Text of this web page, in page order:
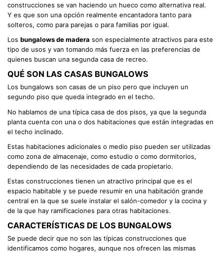
construcciones se van haciendo un hueco como alternativa real.
Y es que son una opción realmente encantadora tanto para
solteros, como para parejas o para familias por igual.
Los bungalows de madera son especialmente atractivos para este
tipo de usos y van tomando más fuerza en las preferencias de
quienes buscan una segunda casa de recreo.
QUÉ SON LAS CASAS BUNGALOWS
Los bungalows son casas de un piso pero que incluyen un
segundo piso que queda integrado en el techo.
No hablamos de una típica casa de dos pisos, ya que la segunda
planta cuenta con una o dos habitaciones que están integradas en
el techo inclinado.
Estas habitaciones adicionales o medio piso pueden ser utilizadas
como zona de almacenaje, como estudio o como dormitorios,
dependiendo de las necesidades de cada propietario.
Estas construcciones tienen un atractivo principal que es el
espacio habitable y se puede resumir en una habitación grande
central en la que se suele instalar el salón-comedor y la cocina y
de la que hay ramificaciones para otras habitaciones.
CARACTERÍSTICAS DE LOS BUNGALOWS
Se puede decir que no son las típicas construcciones que
identificamos como hogares, aunque nos ofrecen las mismas